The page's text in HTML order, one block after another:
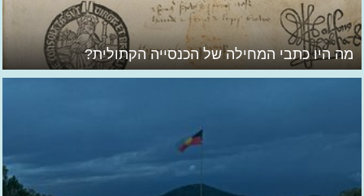
מה היו כתבי המחילה של הכנסייה הקתולית?